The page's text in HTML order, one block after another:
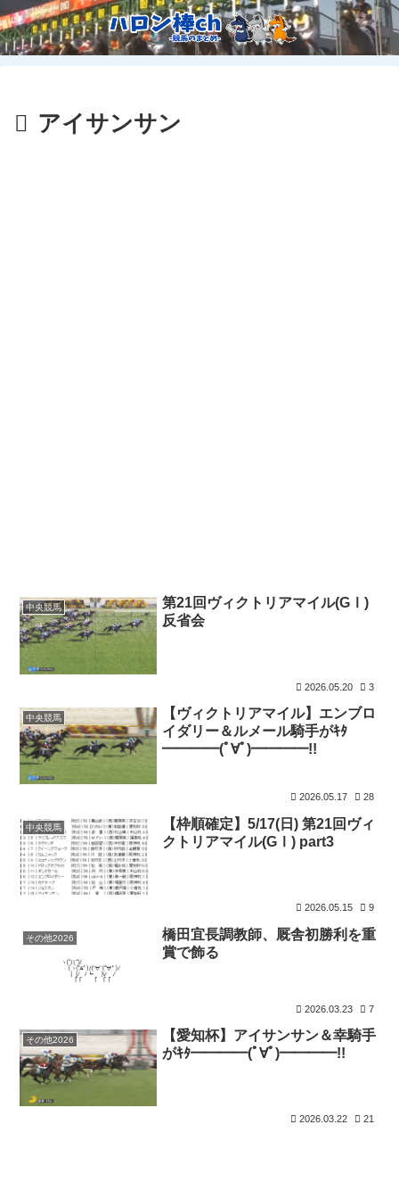
アイサンサン
中央競馬
第21回ヴィクトリアマイル(GⅠ)
反省会
2026.05.20 3
中央競馬
【ヴィクトリアマイル】エンブロ
イダリー＆ルメール騎手がｷﾀ
━━━━(ﾟ∀ﾟ)━━━━!!
2026.05.17 28
中央競馬
【枠順確定】5/17(日) 第21回ヴィ
クトリアマイル(GⅠ) part3
2026.05.15 9
その他2026
橋田宜長調教師、厩舎初勝利を重
賞で飾る
2026.03.23 7
その他2026
【愛知杯】アイサンサン＆幸騎手
がｷﾀ━━━━(ﾟ∀ﾟ)━━━━!!
2026.03.22 21